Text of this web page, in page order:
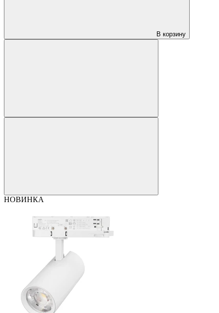
В корзину
НОВИНКА